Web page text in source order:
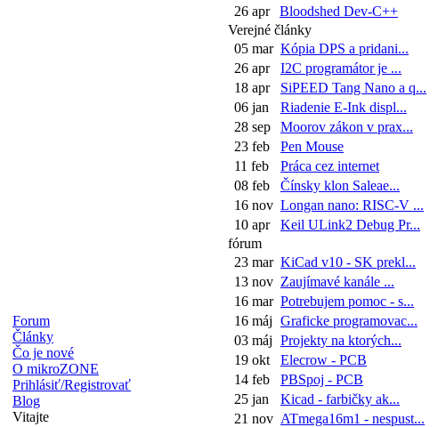
Forum
Články
Čo je nové
O mikroZONE
Prihlásiť/Registrovať
Blog
Vitajte
26 apr
Bloodshed Dev-C++
Verejné články
05 mar Kópia DPS a pridani...
26 apr
I2C programátor je ...
18 apr
SiPEED Tang Nano a q...
06 jan
Riadenie E-Ink displ...
28 sep
Moorov zákon v prax...
23 feb
Pen Mouse
11 feb
Práca cez internet
08 feb
Čínsky klon Saleae...
16 nov Longan nano: RISC-V ...
10 apr
Keil ULink2 Debug Pr...
fórum
23 mar KiCad v10 - SK prekl...
13 nov Zaujímavé kanále ...
16 mar Potrebujem pomoc - s...
16 máj Graficke programovac...
03 máj Projekty na ktorých...
19 okt
Elecrow - PCB
14 feb
PBSpoj - PCB
25 jan
Kicad - farbičky ak...
21 nov ATmega16m1 - nespust...